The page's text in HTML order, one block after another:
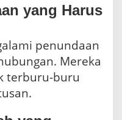
yang Harus
penundaan
Mereka
terburu-buru